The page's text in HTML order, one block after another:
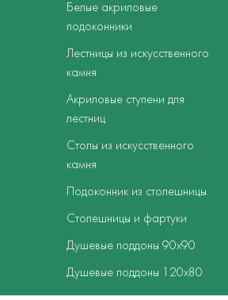
Белые акриловые
подоконники
Лестницы из искусственного
камня
Акриловые ступени для
лестниц
Столы из искусственного
камня
Подоконник из столешницы
Столешницы и фартуки
Душевые поддоны 90х90
Душевые поддоны 120х80